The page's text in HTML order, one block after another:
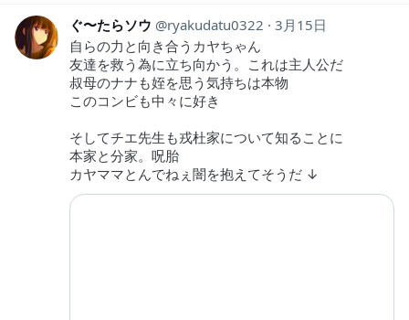
ぐ〜たらソウ ryakudatu0322
3月15日
自らの力と向き合うカヤちゃん
友達を救う為に立ち向かう。これは主人公だ
叔母のナナも姪を思う気持ちは本物
このコンビも中々に好き
そしてチエ先生も戎杜家について知ることに
本家と分家。呪胎
カヤママとんでねぇ闇を抱えてそうだ ↓